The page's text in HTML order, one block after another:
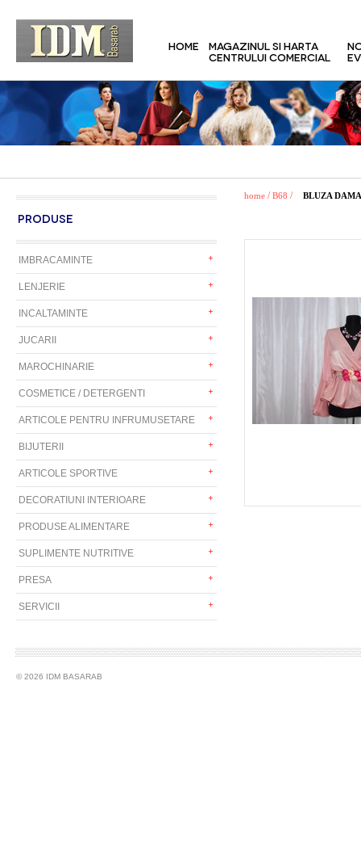
HOME
MAGAZINUL SI HARTA
CENTRULUI COMERCIAL
PRODUSE
IMBRACAMINTE
LENJERIE
INCALTAMINTE
JUCARII
MAROCHINARIE
COSMETICE / DETERGENTI
ARTICOLE PENTRU INFRUMUSETARE
BIJUTERII
ARTICOLE SPORTIVE
DECORATIUNI INTERIOARE
PRODUSE ALIMENTARE
SUPLIMENTE NUTRITIVE
PRESA
SERVICII
home / B68 / BLUZA DAMA
© 2026 IDM BASARAB